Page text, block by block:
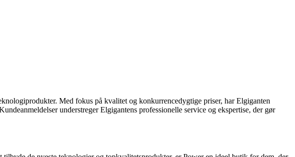
Med fokus på kvalitet og konkurrencedygtige priser, har Elgiganten
understreger Elgigantens professionelle service og ekspertise, der gør